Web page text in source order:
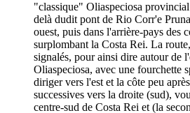
"classique" Oliaspeciosa
delà dudit pont de Rio Corr'e
ouest, puis dans l'arrière-pays des
surplombant la Costa Rei. La
signalés, pour ainsi dire autour de
Oliaspeciosa, avec une fourchette
diriger vers l'est et la côte peu
successives vers la droite (sud),
centre-sud de Costa Rei et (la